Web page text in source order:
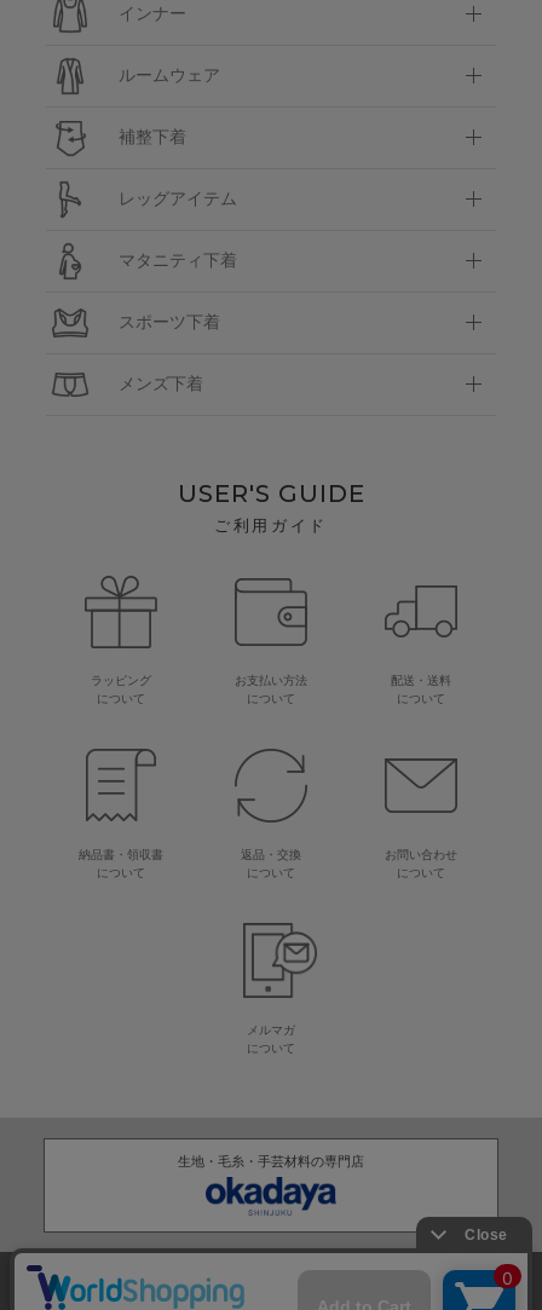
インナー
ルームウェア
補整下着
レッグアイテム
マタニティ下着
スポーツ下着
メンズ下着
USER'S GUIDE
ご利用ガイド
ラッピング
について
お支払い方法
について
配送・送料
について
納品書・領収書
について
返品・交換
について
お問い合わせ
について
メルマガ
について
生地・毛糸・手芸材料の専門店
株式会社オカダヤ